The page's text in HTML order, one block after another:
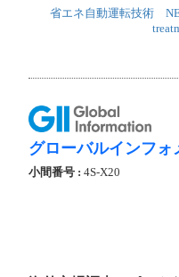
省エネ自動運転技術
グローバルインフォ
小間番号 : 4S-X20